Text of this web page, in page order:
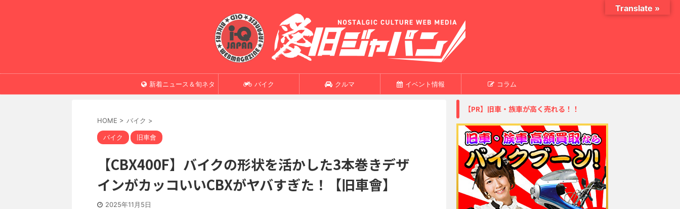
新着ニュース＆旬ネタ バイク クルマ イベント情報 コラム
HOME > バイク >
バイク 旧車會
【CBX400F】バイクの形状を活かした3本巻きデザ
インがカッコいいCBXがヤバすぎた！【旧車會】
2025年11月5日
【PR】旧車・族車が高く売れる！！
Translate »